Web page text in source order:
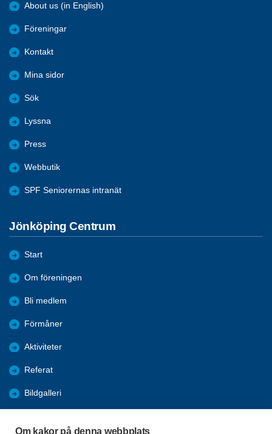
Om kakor på denna webbplats
About us (in English)
Föreningar
Kontakt
Mina sidor
Sök
Lyssna
Press
Webbutik
SPF Seniorernas intranät
Jönköping Centrum
Start
Om föreningen
Bli medlem
Förmåner
Aktiviteter
Referat
Bildgalleri